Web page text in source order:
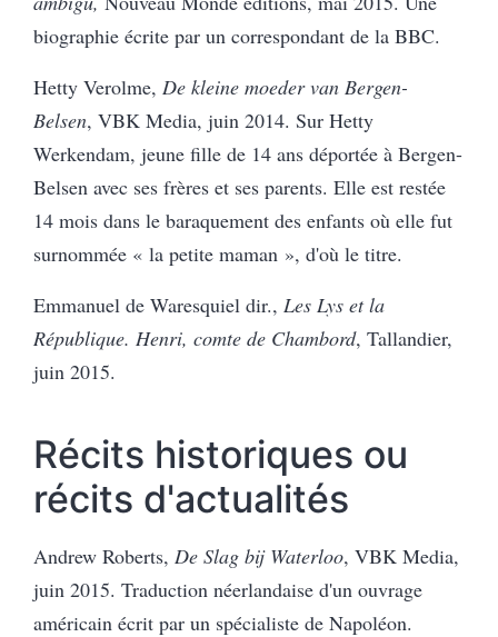
biographie écrite par un correspondant de la BBC.
Hetty Verolme, De kleine moeder van Bergen-
Belsen, VBK Media, juin 2014. Sur Hetty
Werkendam, jeune fille de 14 ans déportée à Bergen-
Belsen avec ses frères et ses parents. Elle est restée
14 mois dans le baraquement des enfants où elle fut
surnommée « la petite maman », d'où le titre.
Emmanuel de Waresquiel dir., Les Lys et la
République. Henri, comte de Chambord, Tallandier,
juin 2015.
Récits historiques ou
récits d'actualités
Andrew Roberts, De Slag bij Waterloo, VBK Media,
juin 2015. Traduction néerlandaise d'un ouvrage
américain écrit par un spécialiste de Napoléon.